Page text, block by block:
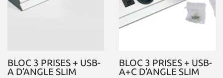
BLOC 3 PRISES + USB-
A D’ANGLE SLIM
BLOC 3 PRISES + USB-
A+C D’ANGLE SLIM